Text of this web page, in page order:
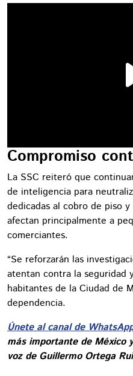
Compromiso
La SSC reiteró que
de inteligencia para
dedicadas al cobro de piso
afectan principalmente a
comerciantes.
“Se reforzarán las
atentan contra la seguridad
habitantes de la Ciudad de
dependencia.
Únete al canal de
más importante de México
voz de Guillermo Ortega